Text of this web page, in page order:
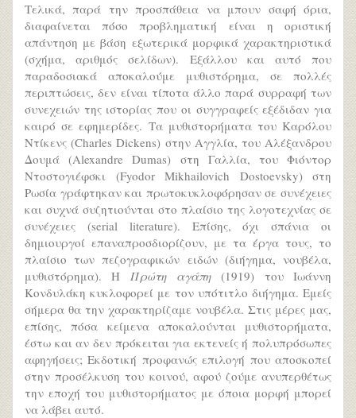
Τελικά, παρά την προσπάθεια να μπουν σαφή όρια,
διαφαίνεται πόσο προβληματική είναι η οριστική
απάντηση με βάση εξωτερικά μορφικά χαρακτηριστικά
(σχήμα, αριθμός σελίδων). Εξάλλου και αυτό που
παραδοσιακά αποκαλούμε μυθιστόρημα, σε πολλές
περιπτώσεις, δεν είναι τίποτα άλλο παρά συρραφή των
συνεχειών της ιστορίας που οι συγγραφείς εξέδιδαν για
καιρό σε εφημερίδες. Τα μυθιστορήματα του Καρόλου
Ντίκενς (Charles Dickens) στην Αγγλία, του Αλέξανδρου
Δουμά (Alexandre Dumas) στη Γαλλία, του Φιόντορ
Ντοστογιέφσκι (Fyodor Mikhailovich Dostoevsky) στη
Ρωσία γράφτηκαν και πρωτοκυκλοφόρησαν σε συνέχειες
και συχνά συζητιούνται στο πλαίσιο της λογοτεχνίας σε
συνέχειες (serial literature). Επίσης, όχι σπάνια οι
δημιουργοί επαναπροσδιορίζουν, με τα έργα τους, το
πλαίσιο των πεζογραφικών ειδών (διήγημα, νουβέλα,
μυθιστόρημα). Η Πρώτη αγάπη (1919) του Ιωάννη
Κονδυλάκη κυκλοφορεί με τον υπότιτλο διήγημα. Εμείς
σήμερα θα την χαρακτηρίζαμε νουβέλα. Στις μέρες μας,
επίσης, πόσα κείμενα αποκαλούνται μυθιστορήματα,
έστω και αν δεν πρόκειται για εκτενείς ή πολυπρόσωπες
αφηγήσεις; Εκδοτική προφανώς επιλογή που αποσκοπεί
στην προσέλκυση του κοινού, αφού ζούμε ανυπερθέτως
την εποχή του μυθιστορήματος με όποια μορφή μπορεί
να λάβει αυτό.